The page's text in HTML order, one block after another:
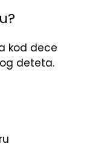
kod dece
deteta.